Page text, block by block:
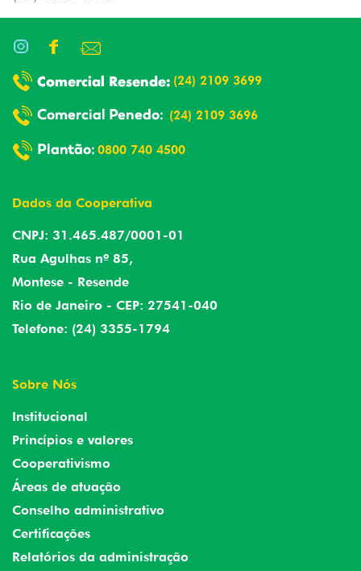
(24) 2109 3699
(24) 2109 3696
0800 740 4500
Dados da Cooperativa
CNPJ: 31.465.487/0001-01
Rua Agulhas nº 85,
Montese - Resende
Rio de Janeiro - CEP: 27541-040
Telefone: (24) 3355-1794
Sobre Nós
Institucional
Princípios e valores
Cooperativismo
Áreas de atuação
Conselho administrativo
Certificações
Relatórios da administração